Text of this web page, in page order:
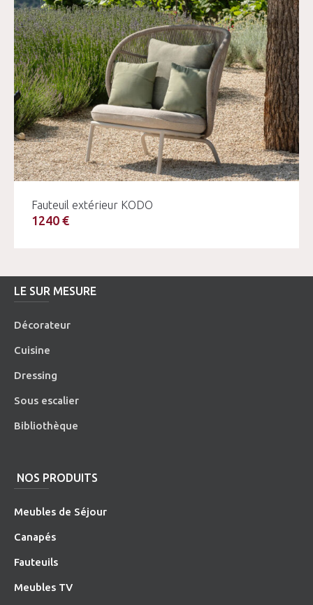
Fauteuil extérieur KODO
1240 €
LE SUR MESURE
Décorateur
Cuisine
Dressing
Sous escalier
Bibliothèque
NOS PRODUITS
Meubles de Séjour
Canapés
Fauteuils
Meubles TV